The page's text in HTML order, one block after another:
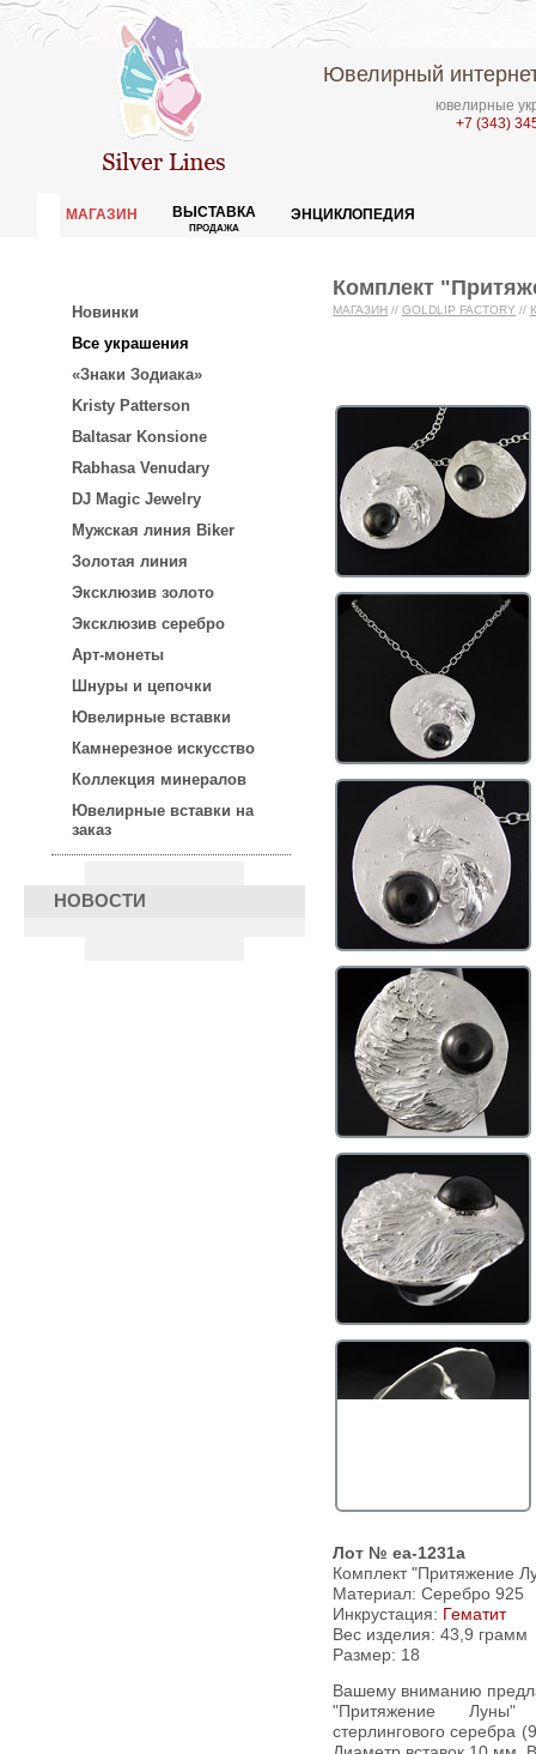
Ювелирный
ювелирные
+7 (343)
МАГАЗИН ВЫСТАВКА
ПРОДАЖА
ЭНЦИКЛОПЕДИЯ
Новинки
Все украшения
«Знаки Зодиака»
Kristy Patterson
Baltasar Konsione
Rabhasa Venudary
DJ Magic Jewelry
Мужская линия Biker
Золотая линия
Эксклюзив золото
Эксклюзив серебро
Арт-монеты
Шнуры и цепочки
Ювелирные вставки
Камнерезное искусство
Коллекция минералов
Ювелирные вставки на
заказ
НОВОСТИ
Комплект
МАГАЗИН // GOLDLIP FACTORY //
Лот № ea-1231a
Комплект "Притяжение
Материал: Серебро 925
Инкрустация: Гематит
Вес изделия: 43,9 грамм
Размер: 18
Вашему вниманию предлагается комплект (кольцо + подвеска)
"Притяжение Луны"
стерлингового серебра